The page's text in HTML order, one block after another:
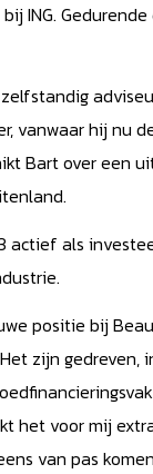
ING.
vanwaar hij nu
Bart over een
actief als
positie bij
zijn
het voor mij
van pas